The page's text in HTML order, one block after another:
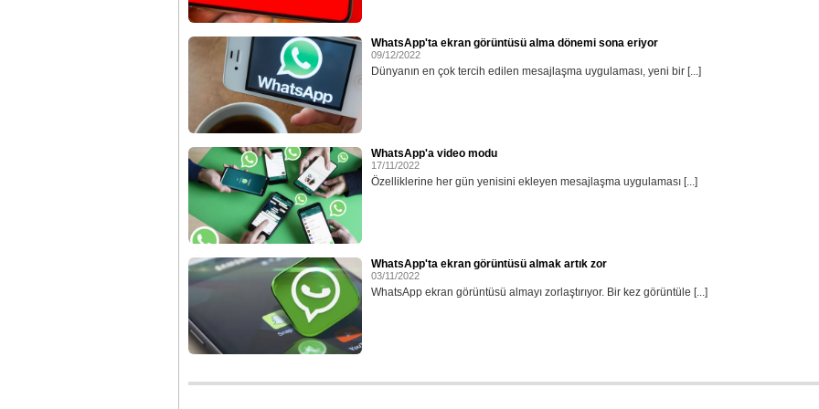
WhatsApp'ta ekran görüntüsü alma dönemi sona eriyor
09/12/2022
Dünyanın en çok tercih edilen mesajlaşma uygulaması, yeni bir [...]
WhatsApp'a video modu
17/11/2022
Özelliklerine her gün yenisini ekleyen mesajlaşma uygulaması [...]
WhatsApp'ta ekran görüntüsü almak artık zor
03/11/2022
WhatsApp ekran görüntüsü almayı zorlaştırıyor. Bir kez görüntüle [...]